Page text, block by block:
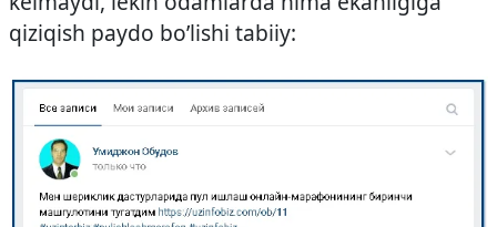
qiziqish paydo bo’lishi tabiiy: